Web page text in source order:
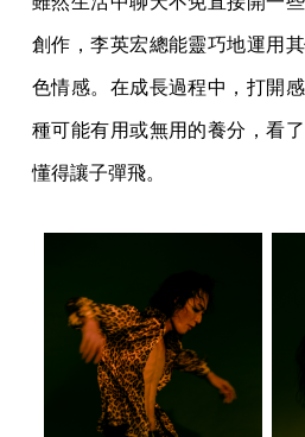
創作，李英宏總能靈巧地運用
色情感。在成長過程中，打開
種可能有用或無用的養分，看
懂得讓子彈飛。